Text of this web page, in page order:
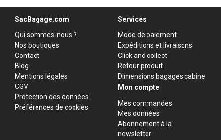
SacBagage.com
Qui sommes-nous ?
Nos boutiques
Contact
Blog
Mentions légales
CGV
Protection des données
Préférences de cookies
Services
Mode de paiement
Expéditions et livraisons
Click and collect
Retour produit
Dimensions bagages cabine
Mon compte
Mes commandes
Mes données
Abonnement à la
newsletter